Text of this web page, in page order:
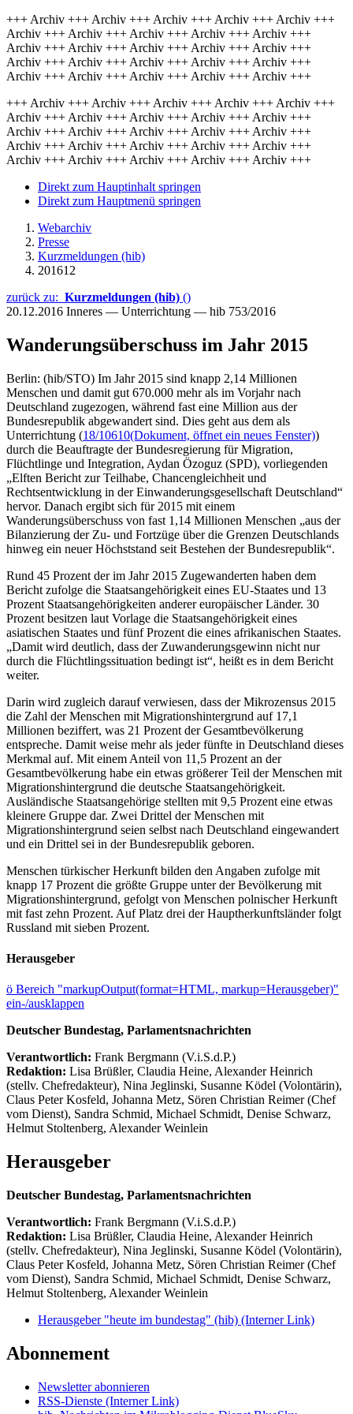
+++ Archiv +++ Archiv +++ Archiv +++ Archiv +++ Archiv +++
Archiv +++ Archiv +++ Archiv +++ Archiv +++ Archiv +++
Archiv +++ Archiv +++ Archiv +++ Archiv +++ Archiv +++
Archiv +++ Archiv +++ Archiv +++ Archiv +++ Archiv +++
Archiv +++ Archiv +++ Archiv +++ Archiv +++ Archiv +++
+++ Archiv +++ Archiv +++ Archiv +++ Archiv +++ Archiv +++
Archiv +++ Archiv +++ Archiv +++ Archiv +++ Archiv +++
Archiv +++ Archiv +++ Archiv +++ Archiv +++ Archiv +++
Archiv +++ Archiv +++ Archiv +++ Archiv +++ Archiv +++
Archiv +++ Archiv +++ Archiv +++ Archiv +++ Archiv +++
Direkt zum Hauptinhalt springen
Direkt zum Hauptmenü springen
Webarchiv
Presse
Kurzmeldungen (hib)
201612
zurück zu: Kurzmeldungen (hib) ()
20.12.2016 Inneres — Unterrichtung — hib 753/2016
Wanderungsüberschuss im Jahr 2015
Berlin: (hib/STO) Im Jahr 2015 sind knapp 2,14 Millionen
Menschen und damit gut 670.000 mehr als im Vorjahr nach
Deutschland zugezogen, während fast eine Million aus der
Bundesrepublik abgewandert sind. Dies geht aus dem als
Unterrichtung (18/10610(Dokument, öffnet ein neues Fenster))
durch die Beauftragte der Bundesregierung für Migration,
Flüchtlinge und Integration, Aydan Özoguz (SPD), vorliegenden
„Elften Bericht zur Teilhabe, Chancengleichheit und
Rechtsentwicklung in der Einwanderungsgesellschaft Deutschland“
hervor. Danach ergibt sich für 2015 mit einem
Wanderungsüberschuss von fast 1,14 Millionen Menschen „aus der
Bilanzierung der Zu- und Fortzüge über die Grenzen Deutschlands
hinweg ein neuer Höchststand seit Bestehen der Bundesrepublik“.
Rund 45 Prozent der im Jahr 2015 Zugewanderten haben dem
Bericht zufolge die Staatsangehörigkeit eines EU-Staates und 13
Prozent Staatsangehörigkeiten anderer europäischer Länder. 30
Prozent besitzen laut Vorlage die Staatsangehörigkeit eines
asiatischen Staates und fünf Prozent die eines afrikanischen Staates.
„Damit wird deutlich, dass der Zuwanderungsgewinn nicht nur
durch die Flüchtlingssituation bedingt ist“, heißt es in dem Bericht
weiter.
Darin wird zugleich darauf verwiesen, dass der Mikrozensus 2015
die Zahl der Menschen mit Migrationshintergrund auf 17,1
Millionen beziffert, was 21 Prozent der Gesamtbevölkerung
entspreche. Damit weise mehr als jeder fünfte in Deutschland dieses
Merkmal auf. Mit einem Anteil von 11,5 Prozent an der
Gesamtbevölkerung habe ein etwas größerer Teil der Menschen mit
Migrationshintergrund die deutsche Staatsangehörigkeit.
Ausländische Staatsangehörige stellten mit 9,5 Prozent eine etwas
kleinere Gruppe dar. Zwei Drittel der Menschen mit
Migrationshintergrund seien selbst nach Deutschland eingewandert
und ein Drittel sei in der Bundesrepublik geboren.
Menschen türkischer Herkunft bilden den Angaben zufolge mit
knapp 17 Prozent die größte Gruppe unter der Bevölkerung mit
Migrationshintergrund, gefolgt von Menschen polnischer Herkunft
mit fast zehn Prozent. Auf Platz drei der Hauptherkunftsländer folgt
Russland mit sieben Prozent.
Herausgeber
ö Bereich "markupOutput(format=HTML, markup=Herausgeber)"
ein-/ausklappen
Deutscher Bundestag, Parlamentsnachrichten
Verantwortlich: Frank Bergmann (V.i.S.d.P.)
Redaktion: Lisa Brüßler, Claudia Heine, Alexander Heinrich
(stellv. Chefredakteur), Nina Jeglinski, Susanne Ködel (Volontärin),
Claus Peter Kosfeld, Johanna Metz, Sören Christian Reimer (Chef
vom Dienst), Sandra Schmid, Michael Schmidt, Denise Schwarz,
Helmut Stoltenberg, Alexander Weinlein
Herausgeber
Deutscher Bundestag, Parlamentsnachrichten
Verantwortlich: Frank Bergmann (V.i.S.d.P.)
Redaktion: Lisa Brüßler, Claudia Heine, Alexander Heinrich
(stellv. Chefredakteur), Nina Jeglinski, Susanne Ködel (Volontärin),
Claus Peter Kosfeld, Johanna Metz, Sören Christian Reimer (Chef
vom Dienst), Sandra Schmid, Michael Schmidt, Denise Schwarz,
Helmut Stoltenberg, Alexander Weinlein
Herausgeber "heute im bundestag" (hib) (Interner Link)
Abonnement
Newsletter abonnieren
RSS-Dienste (Interner Link)